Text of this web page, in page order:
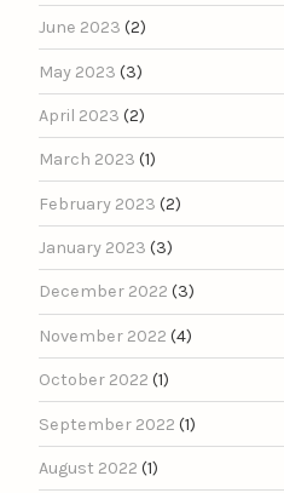
June 2023 (2)
May 2023 (3)
April 2023 (2)
March 2023 (1)
February 2023 (2)
January 2023 (3)
December 2022 (3)
November 2022 (4)
October 2022 (1)
September 2022 (1)
August 2022 (1)